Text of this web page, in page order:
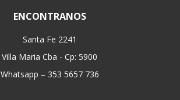
ENCONTRANOS
Santa Fe 2241
Villa Maria Cba - Cp: 5900
Whatsapp – 353 5657 736